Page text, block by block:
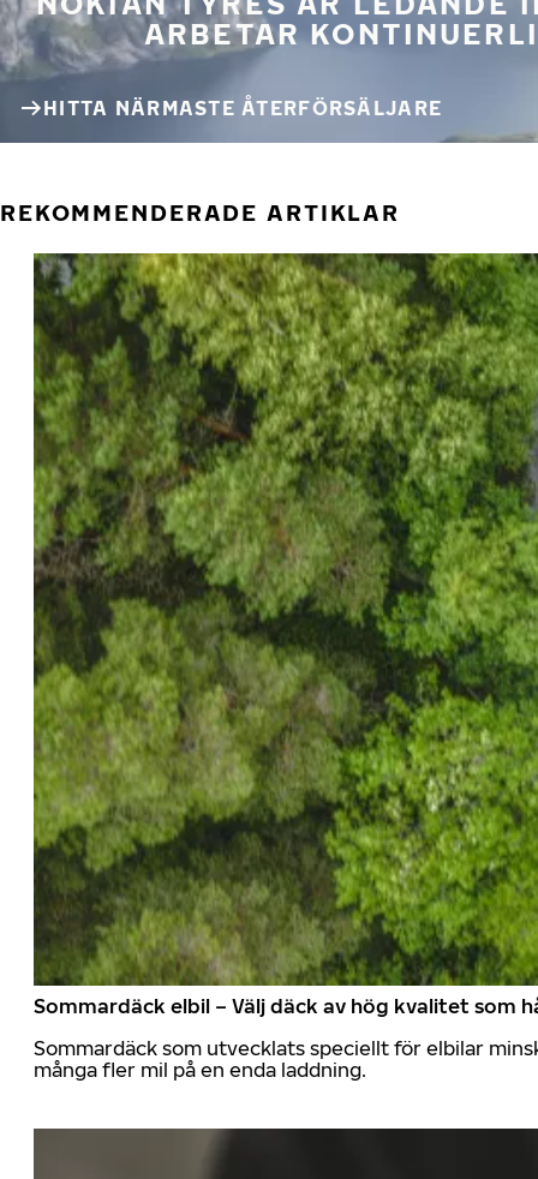
ARBETAR
HITTA NÄRMASTE ÅTERFÖRSÄLJARE
REKOMMENDERADE ARTIKLAR
Sommardäck elbil – Välj däck av hög kvalitet som
Sommardäck som utvecklats speciellt för elbilar
många fler mil på en enda laddning.